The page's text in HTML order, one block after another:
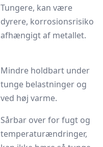
Tungere, kan være
dyrere, korrosionsrisiko
afhængigt af metallet.
Mindre holdbart under
tunge belastninger og
ved høj varme.
Sårbar over for fugt og
temperaturændringer,